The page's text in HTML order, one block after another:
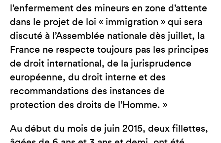
l’enfermement des mineurs en zone d’attente
dans le projet de loi « immigration » qui sera
discuté à l’Assemblée nationale dès juillet, la
France ne respecte toujours pas les principes
de droit international, de la jurisprudence
européenne, du droit interne et des
recommandations des instances de
protection des droits de l’Homme. »
Au début du mois de juin 2015, deux fillettes,